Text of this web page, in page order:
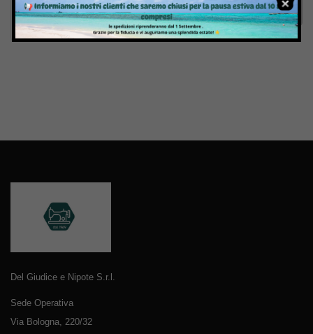
Invia
Del Giudice e Nipote S.r.l.
Sede Operativa
Via Bologna, 220/32